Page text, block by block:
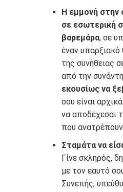
Η εμμονή στην
σε εσωτερική
βαρεμάρα, σε
έναν
της συνήθειας
από την
εκουσίως να
σου είναι
να αποδέχεσαι
που
Σταμάτα να
Γίνε σκληρός,
με τον εαυτό
Συνεπής,